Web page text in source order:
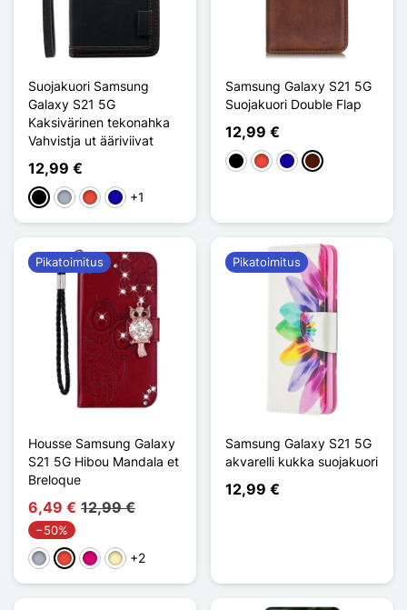
Suojakuori Samsung
Galaxy S21 5G
Kaksivärinen tekonahka
Vahvistja ut ääriviivat
12,99 €
MustaHarmaaPunainenBleu Foncé
+1
Samsung Galaxy S21 5G
Suojakuori Double Flap
12,99 €
MustaPunainenBleu Foncé
Marron Foncé
Housse Samsung Galaxy
S21 5G Hibou Mandala et
Breloque
6,49 € 12,99 €
−50%
HarmaaPunainen
Magenta
Doré+2
Pikatoimitus
Samsung Galaxy S21 5G
akvarelli kukka suojakuori
12,99 €
Pikatoimitus